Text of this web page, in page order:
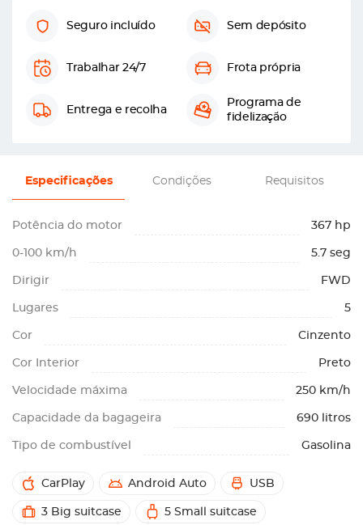
Seguro incluído Sem depósito
Trabalhar 24/7 Frota própria
Entrega e recolha
Programa de
fidelização
Especificações Condições Requisitos
Potência do motor 367 hp
0-100 km/h 5.7 seg
Dirigir FWD
Lugares 5
Cor Cinzento
Cor Interior Preto
Velocidade máxima 250 km/h
Capacidade da bagageira 690 litros
Tipo de combustível Gasolina
CarPlay Android Auto USB
3 Big suitcase 5 Small suitcase